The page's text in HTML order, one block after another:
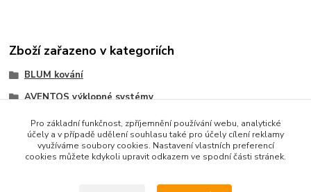
Zboží zařazeno v kategoriích
BLUM kování
AVENTOS výklopné systémy
Aventos HF - skládaná dvířka
Pro základní funkčnost, zpříjemnění používání webu, analytické
účely a v případě udělení souhlasu také pro účely cílení reklamy
využíváme soubory cookies. Nastavení vlastních preferencí
cookies můžete kdykoli upravit odkazem ve spodní části stránek.